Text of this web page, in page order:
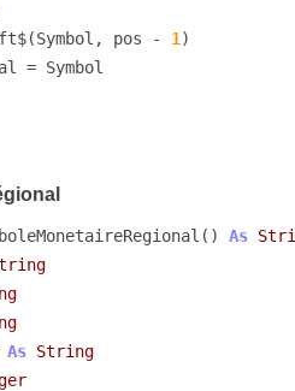
Left$(Symbol, pos -
1 )
As
As String